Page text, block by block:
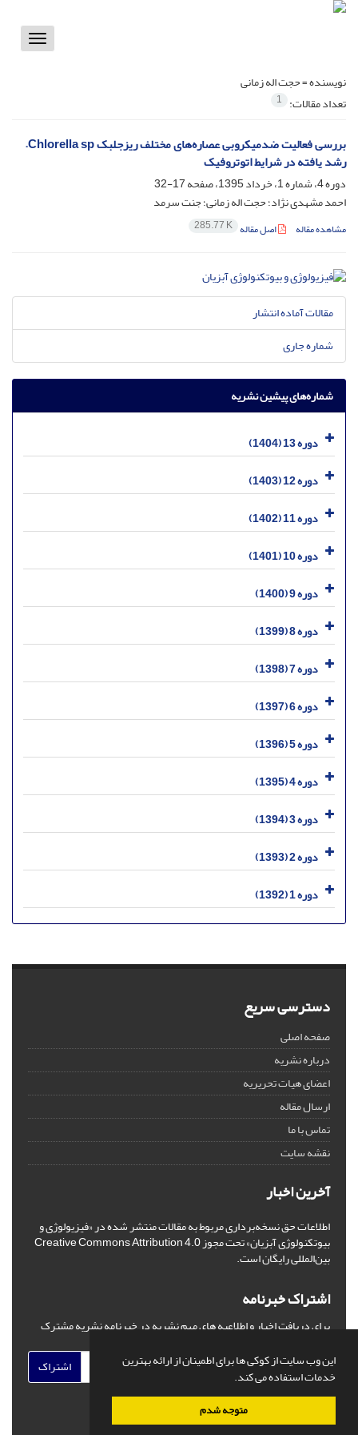
این وب سایت از کوکی ها برای اطمینان از ارائه بهترین
خدمات استفاده می کند.
متوجه شدم
Toggle
نویسنده =حجت اله زمانی
تعداد مقالات: 1
بررسی فعالیت ضدمیکروبی عصاره‌های مختلف ریزجلبک Chlorella sp.
رشد یافته در شرایط اتوتروفیک
دوره 4، شماره 1، خرداد 1395، صفحه
17-32
احمد مشهدی نژاد؛ حجت اله زمانی؛ جنت سرمد
مشاهده مقاله اصل مقاله 285.77 K
مقالات آماده انتشار
شماره جاری
شماره‌های پیشین نشریه
دوره 13 (1404)
دوره 12 (1403)
دوره 11 (1402)
دوره 10 (1401)
دوره 9 (1400)
دوره 8 (1399)
دوره 7 (1398)
دوره 6 (1397)
دوره 5 (1396)
دوره 4 (1395)
دوره 3 (1394)
دوره 2 (1393)
دوره 1 (1392)
دسترسی سریع
صفحه اصلی
درباره نشریه
اعضای هیات تحریریه
ارسال مقاله
تماس با ما
نقشه سایت
آخرین اخبار
اطلاعات حق نسخه‌برداری مربوط به مقالات منتشر شده در «فیزیولوژی و
بیوتکنولوژی آبزیان» تحت مجوز Creative Commons Attribution 4.0
بین‌المللی رایگان است.
اشتراک خبرنامه
برای دریافت اخبار و اطلاعیه های مهم نشریه در خبرنامه نشریه مشترک
اشتراک